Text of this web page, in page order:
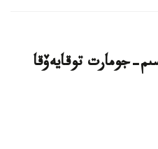
جومارت توقايەۆقا